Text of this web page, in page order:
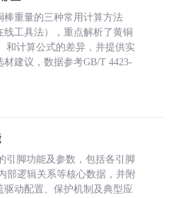
重量的三种常用计算方法
线工具法），重点解析了黄铜
和计算公式的差异，并提供实
建议，数据参考GB/T 4423-
引脚功能及参数，包括各引脚
部逻辑关系等核心数据，并附
动配置、保护机制及典型应